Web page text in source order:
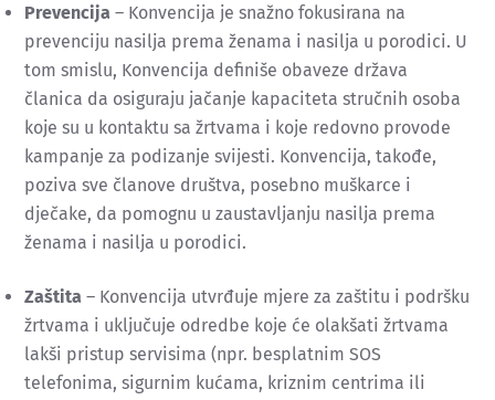
Prevencija – Konvencija je snažno fokusirana na
prevenciju nasilja prema ženama i nasilja u porodici. U
tom smislu, Konvencija definiše obaveze država
članica da osiguraju jačanje kapaciteta stručnih osoba
koje su u kontaktu sa žrtvama i koje redovno provode
kampanje za podizanje svijesti. Konvencija, takođe,
poziva sve članove društva, posebno muškarce i
dječake, da pomognu u zaustavljanju nasilja prema
ženama i nasilja u porodici.
Zaštita – Konvencija utvrđuje mjere za zaštitu i podršku
žrtvama i uključuje odredbe koje će olakšati žrtvama
lakši pristup servisima (npr. besplatnim SOS
telefonima, sigurnim kućama, kriznim centrima ili